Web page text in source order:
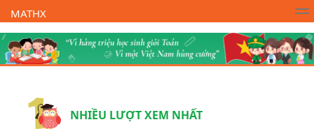
MATHX
Trường Toán Online MATHX Học toán - Lớp 1
NHIỀU LƯỢT XEM NHẤT